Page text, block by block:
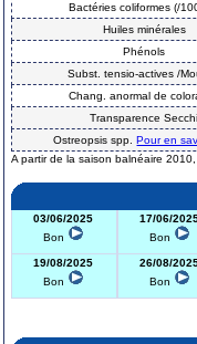
Bactéries coliformes (/
Huiles minérales
Phénols
Subst. tensio-actives /
Chang. anormal de
Transparence Secchi
Ostreopsis spp.Pour en
A partir de la saison balnéaire
03/06/2025
Bon
17/06/
Bon
19/08/2025
Bon
26/08/
Bon